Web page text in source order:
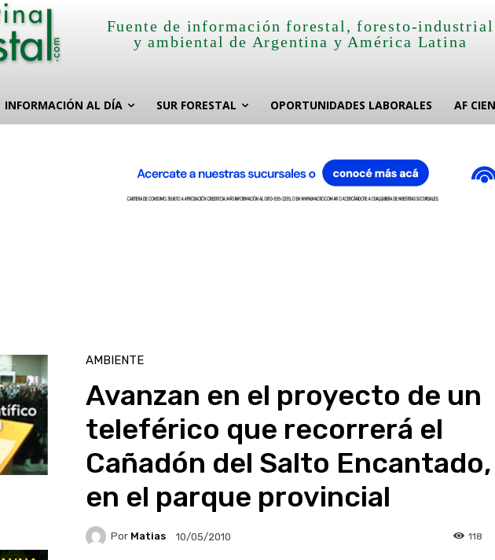
Fuente de información forestal, foresto-industrial
y ambiental de Argentina y América Latina
INFORMACIÓN AL DÍA SUR FORESTAL OPORTUNIDADES LABORALES AF
AMBIENTE
Avanzan en el proyecto de un
teleférico que recorrerá el
Cañadón del Salto Encantado,
en el parque provincial
Por Matias 10/05/2010 118